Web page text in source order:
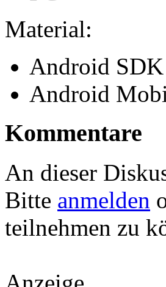
Material:
Android SDK
Android
Kommentare
An dieser
Bitte anmelden
teilnehmen zu